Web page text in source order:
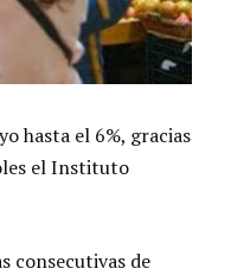
hasta el 6%, gracias
el Instituto
consecutivas de